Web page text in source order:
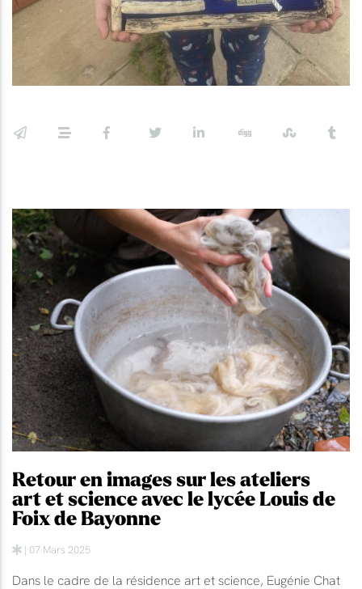
Retour en images sur les ateliers
art et science avec le lycée Louis de
Foix de Bayonne
| 07 Mars 2025
Dans le cadre de la résidence art et science, Eugénie Chat